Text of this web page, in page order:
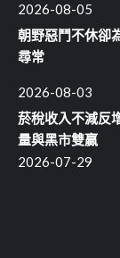
2026-08-05
朝野惡鬥不休卻
尋常
2026-08-03
菸稅收入不減反
量與黑市雙贏
2026-07-29